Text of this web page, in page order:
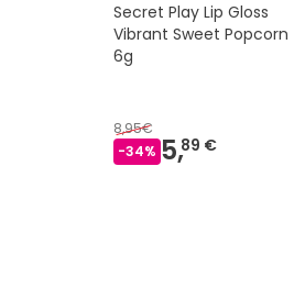
Secret Play Lip Gloss
Vibrant Sweet Popcorn
6g
8,95€
-34% 5,89 €